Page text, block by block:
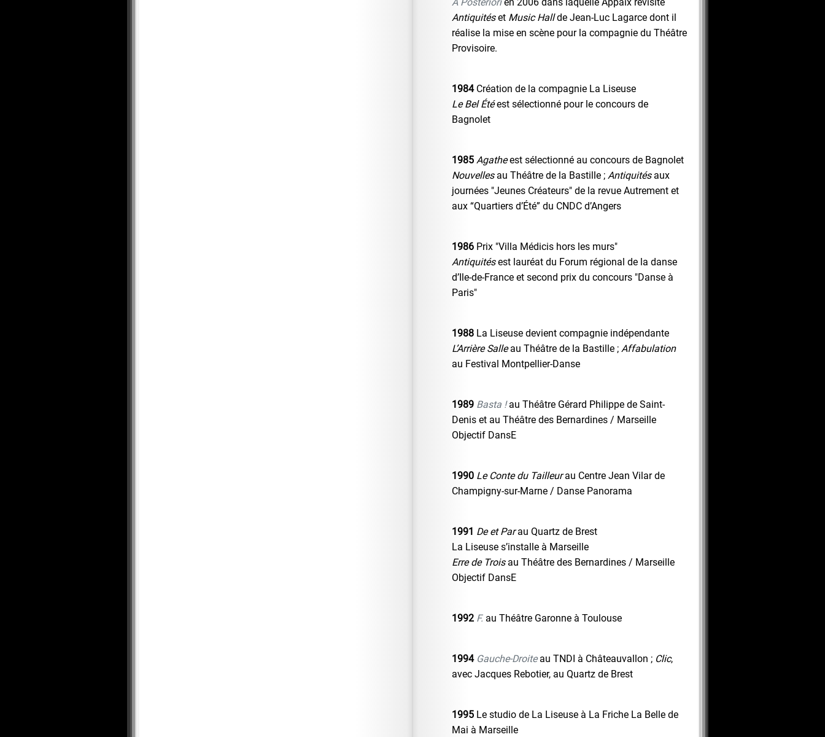
Antiquitéset Music Hallde Jean-Luc Lagarce dont il
réalise la mise en scène pour la compagnie du Théâtre
Provisoire.
1984Création de la compagnie La Liseuse
Le Bel Étéest sélectionné pour le concours de
Bagnolet
1985 Agatheest sélectionné au concours de Bagnolet
Nouvellesau Théâtre de la Bastille ; Antiquitésaux
journées "Jeunes Créateurs" de la revue Autrement et
aux “Quartiers d’Été” du CNDC d’Angers
1986 Prix "Villa Médicis hors les murs"
Antiquitésest lauréat du Forum régional de la danse
d’Ile-de-France et second prix du concours "Danse à
Paris"
1988 La Liseuse devient compagnie indépendante
L’Arrière Salleau Théâtre de la Bastille ; Affabulation
au Festival Montpellier-Danse
1989 Basta !au Théâtre Gérard Philippe de Saint-
Denis et au Théâtre des Bernardines / Marseille
Objectif DansE
1990 Le Conte du Tailleurau Centre Jean Vilar de
Champigny-sur-Marne / Danse Panorama
1991 De et Parau Quartz de Brest
La Liseuse s’installe à Marseille
Erre de Troisau Théâtre des Bernardines / Marseille
Objectif DansE
1992 F. au Théâtre Garonne à Toulouse
1994 Gauche-Droite au TNDI à Châteauvallon ; Clic,
avec Jacques Rebotier, au Quartz de Brest
1995 Le studio de La Liseuse à La Friche La Belle de
Mai à Marseille